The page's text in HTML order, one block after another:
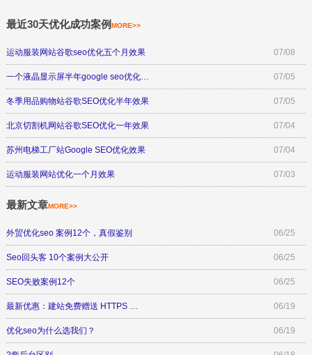
最近30天优化成功案例 MORE>>
运动服装网站谷歌seo优化五个月效果 07/08
一个液晶显示屏半年google seo优化… 07/05
冬季用品购物站谷歌SEO优化半年效果 07/05
北京切割机网站谷歌SEO优化一年效果 07/04
苏州电梯工厂站Google SEO优化效果 07/04
运动服装网站优化一个月效果 07/03
最新文章MORE>>
外贸优化seo 案例12个，真假鉴别 06/25
Seo回头客 10个案例大公开 06/25
SEO失败案例12个 06/25
最新优惠：建站免费赠送 HTTPS … 06/19
优化seo为什么选我们？ 06/19